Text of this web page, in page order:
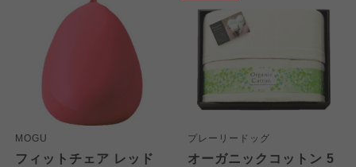
MOGU
フィットチェア レッド
プレーリードッグ
オーガニックコットン 5